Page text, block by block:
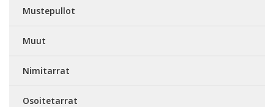
Mustepullot
Muut
Nimitarrat
Osoitetarrat